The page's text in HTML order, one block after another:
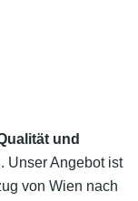
und
Unser Angebot ist
von Wien nach